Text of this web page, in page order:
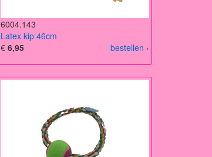
6004.143
Latex kip 46cm
bestellen ›
€6,95